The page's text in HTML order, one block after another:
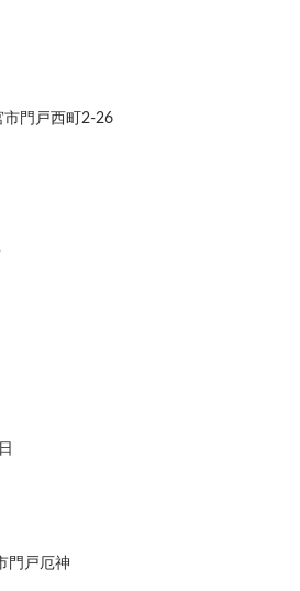
市門戸西町2-26
門戸厄神